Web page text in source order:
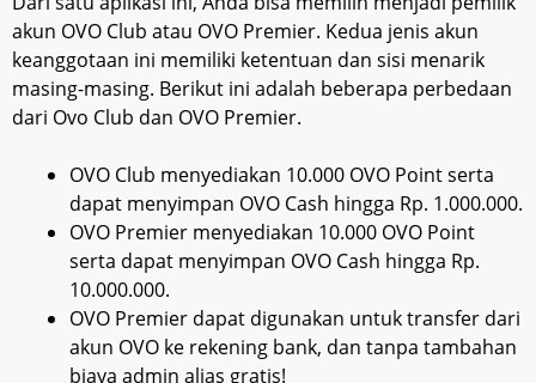
akun OVO Club atau OVO Premier. Kedua jenis akun
keanggotaan ini memiliki ketentuan dan sisi menarik
masing-masing. Berikut ini adalah beberapa perbedaan
dari Ovo Club dan OVO Premier.
OVO Club menyediakan 10.000 OVO Point serta
dapat menyimpan OVO Cash hingga Rp. 1.000.000.
OVO Premier menyediakan 10.000 OVO Point
serta dapat menyimpan OVO Cash hingga Rp.
10.000.000.
OVO Premier dapat digunakan untuk transfer dari
akun OVO ke rekening bank, dan tanpa tambahan
biaya admin alias gratis!